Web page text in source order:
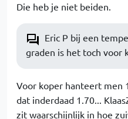
Die heb je niet beiden.
Eric P bij een
graden is het toch voor
Voor koper hanteert men
dat inderdaad 1.70...
zit waarschijnlijk in hoe